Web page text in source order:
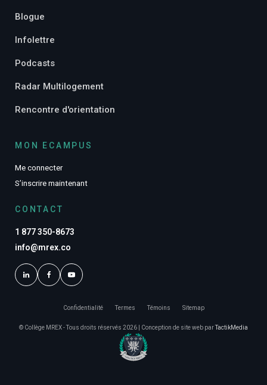
Blogue
Infolettre
Podcasts
Radar Multilogement
Rencontre d'orientation
MON ECAMPUS
Me connecter
S’inscrire maintenant
CONTACT
1 877 350-8673
info@mrex.co
© Collège MREX - Tous droits réservés 2026 | Conception de site web parTactikMedia
Confidentialité Termes Témoins Sitemap